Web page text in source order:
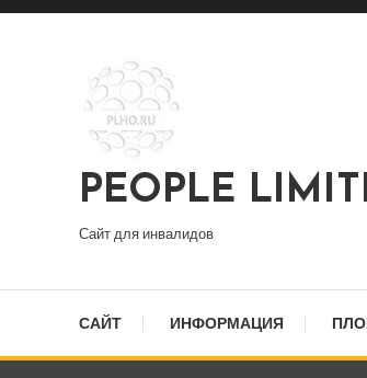
Перейти
содержимому
PEOPLE
Сайт для инвалидов
САЙТ ИНФОРМАЦИЯ